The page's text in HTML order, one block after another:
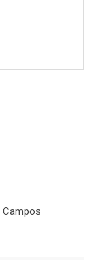
Campos